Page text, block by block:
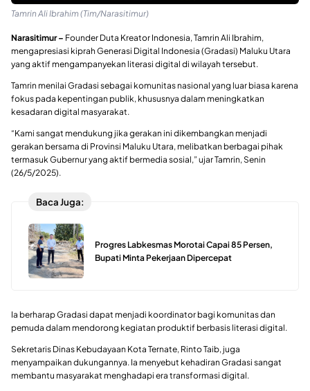
Tamrin Ali Ibrahim (Tim/Narasitimur)
Narasitimur – Founder Duta Kreator Indonesia, Tamrin Ali Ibrahim,
mengapresiasi kiprah Generasi Digital Indonesia (Gradasi) Maluku Utara
yang aktif mengampanyekan literasi digital di wilayah tersebut.
Tamrin menilai Gradasi sebagai komunitas nasional yang luar biasa karena
fokus pada kepentingan publik, khususnya dalam meningkatkan
kesadaran digital masyarakat.
“Kami sangat mendukung jika gerakan ini dikembangkan menjadi
gerakan bersama di Provinsi Maluku Utara, melibatkan berbagai pihak
termasuk Gubernur yang aktif bermedia sosial,” ujar Tamrin, Senin
(26/5/2025).
Baca Juga:
Progres Labkesmas Morotai Capai 85 Persen,
Bupati Minta Pekerjaan Dipercepat
Ia berharap Gradasi dapat menjadi koordinator bagi komunitas dan
pemuda dalam mendorong kegiatan produktif berbasis literasi digital.
Sekretaris Dinas Kebudayaan Kota Ternate, Rinto Taib, juga
menyampaikan dukungannya. Ia menyebut kehadiran Gradasi sangat
membantu masyarakat menghadapi era transformasi digital.